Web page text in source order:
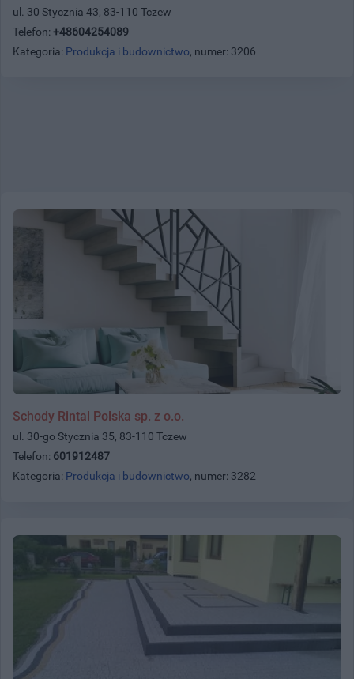
ul. 30 Stycznia 43, 83-110 Tczew
Telefon: +48604254089
Kategoria: Produkcja i budownictwo, numer: 3206
Schody Rintal Polska sp. z o.o.
ul. 30-go Stycznia 35, 83-110 Tczew
Telefon: 601912487
Kategoria: Produkcja i budownictwo, numer: 3282